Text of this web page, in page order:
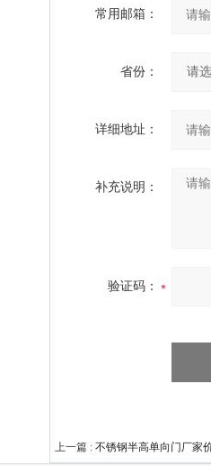
常用邮箱：
省份：
详细地址：
补充说明：
验证码：
上一篇 : 不锈钢半高单向门厂家